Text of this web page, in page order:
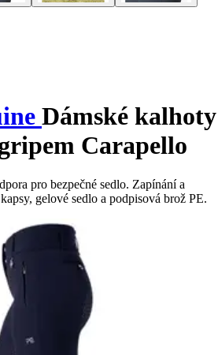
Dámské kalhoty
Carapello
pro bezpečné sedlo. Zapínání a
gelové sedlo a podpisová brož PE.